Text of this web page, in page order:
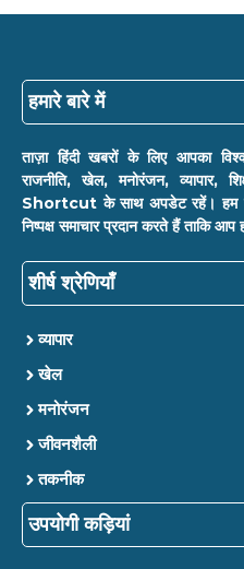
हमारे बारे में
ताज़ा हिंदी खबरों के लिए आपका
राजनीति, खेल, मनोरंजन, व्यापार,
Shortcut के साथ अपडेट रहें। हम
निष्पक्ष समाचार प्रदान करते हैं ताकि
शीर्ष श्रेणियाँ
व्यापार
खेल
मनोरंजन
जीवनशैली
तकनीक
उपयोगी कड़ियां